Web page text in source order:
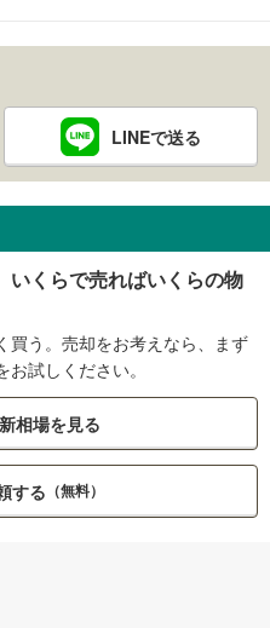
LINEで送る
いくらで売ればいくらの物
買う。売却をお考えなら、まず
試しください。
相場を見る
する （無料）